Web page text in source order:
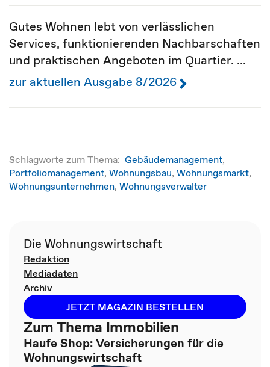
Gutes Wohnen lebt von verlässlichen
Services, funktionierenden Nachbarschaften
und praktischen Angeboten im Quartier. ...
zur aktuellen Ausgabe 8/2026
Schlagworte zum Thema: Gebäudemanagement,
Portfoliomanagement, Wohnungsbau, Wohnungsmarkt,
Wohnungsunternehmen, Wohnungsverwalter
Die Wohnungswirtschaft
Redaktion
Mediadaten
Archiv
JETZT MAGAZIN BESTELLEN
Zum Thema Immobilien
Haufe Shop: Versicherungen für die
Wohnungswirtschaft